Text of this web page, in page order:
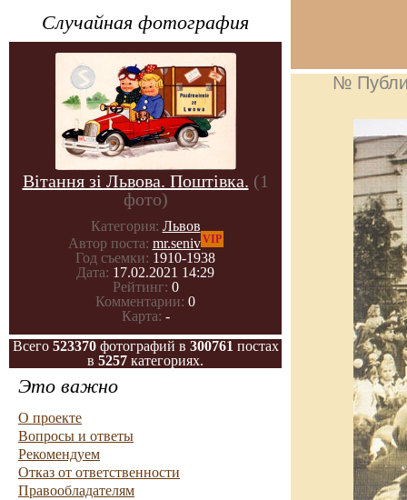
Случайная фотография
Вітання зі Львова. Поштівка. (1
фото)
Категория: Львов
Автор поста: mr.senivVIP
Год съемки: 1910-1938
Дата: 17.02.2021 14:29
Рейтинг: 0
Комментарии: 0
Карта: -
Всего 523370фотографий в 300761 постах
в 5257 категориях.
Это важно
О проекте
Вопросы и ответы
Рекомендуем
Отказ от ответственности
Правообладателям
№